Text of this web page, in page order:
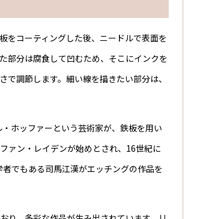
をコーティングした後、ニードルで表面を
部分は腐食して凹むため、そこにインクを
調節します。細い線を描きたい部分は、
ホッファーという芸術家が、鉄板を用い
ァン・レイデンが始めとされ、16世紀に
でもある司馬江漢がエッチングの作品を